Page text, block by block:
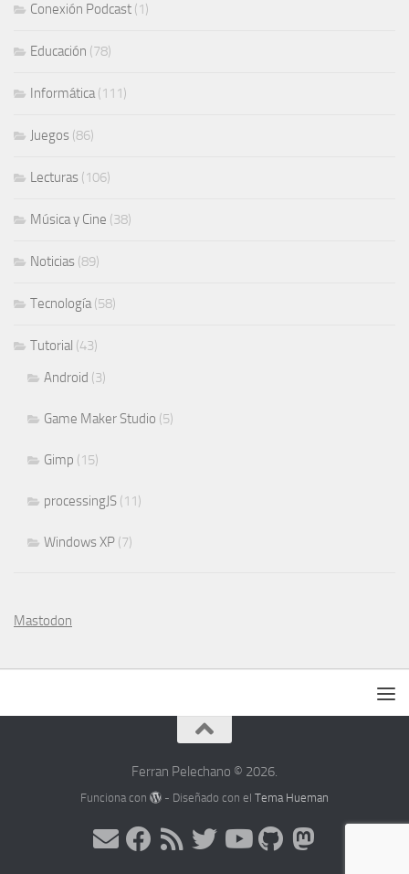
Conexión Podcast (1)
Educación (78)
Informática(111)
Juegos (86)
Lecturas (106)
Música y Cine (38)
Noticias (89)
Tecnología(58)
Tutorial (43)
Android (3)
Game Maker Studio (5)
Gimp (15)
processingJS (11)
Windows XP (7)
Mastodon
Ferran Pelechano © 2026.
Funciona con - Diseñado con elTema Hueman